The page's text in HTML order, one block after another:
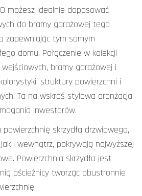
możesz idealnie dopasować
do bramy garażowej tego
zapewniając tym samym
domu. Połączenie w kolekcji
wejściowych, bramy garażowej i
struktury powierzchni i
Ta na wskroś stylowa aranżacja
Inwestorów.
powierzchnię skrzydła drzwiowego,
i wewnątrz, pokrywają najwyższej
Powierzchnia skrzydła jest
ościeżnicy tworząc obustronnie